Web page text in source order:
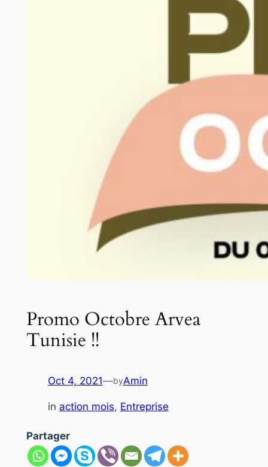
Promo Octobre Arvea
Tunisie !!
Oct 4, 2021—byAmin
in action mois, Entreprise
Partager